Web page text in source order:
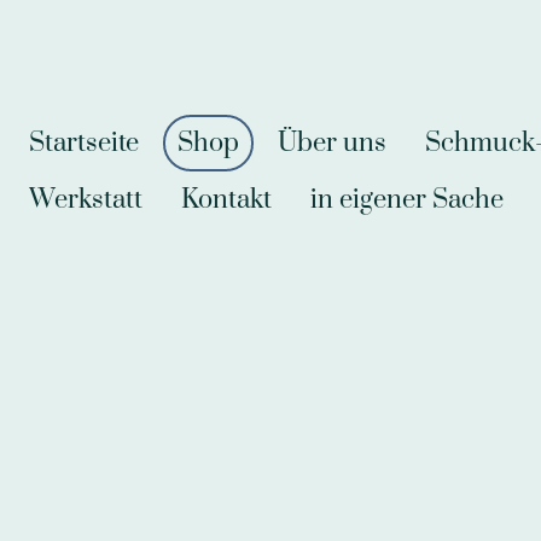
Startseite Shop Über uns
Werkstatt
Kontakt in eigener Sache